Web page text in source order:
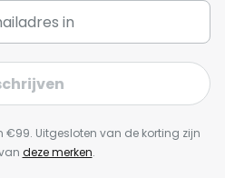
Uitgesloten van de korting zijn
deze merken.